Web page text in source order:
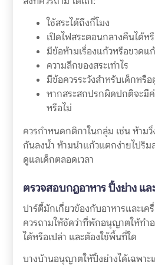
ใช้สระได้ถึงกี่โมง
เปิดไฟสระตอนกลางคืนได้ห
มีข้อห้ามเรื่องแก้วหรือขวดแ
ความลึกของสระเท่าไร
มีข้อควรระวังสำหรับเด็กหรื
หากสระสกปรกผิดปกติจะมีค่
หรือไม่
ควรกำหนดกติกาในกลุ่ม เช่น ห้าม
กันลงน้ำ ห้ามนำแก้วแตกง่ายไปริ
ดูแลเด็กตลอดเวลา
ตรวจสอบกฎอาหาร ปิ้งย่าง แล
ปาร์ตี้มักเกี่ยวข้องกับอาหารและเค
ควรถามให้ชัดว่าที่พักอนุญาตให้ทำอ
ได้หรือเปล่า และต้องใช้พื้นที่ใด
บางบ้านอนุญาตให้ปิ้งย่างได้เฉพาะ